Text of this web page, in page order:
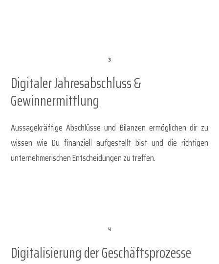
Digitaler Jahresabschluss &
Gewinnermittlung
Aussagekräftige Abschlüsse und Bilanzen ermöglichen dir zu
wissen wie Du finanziell aufgestellt bist und die richtigen
unternehmerischen Entscheidungen zu treffen.
Digitalisierung der Geschäftsprozesse